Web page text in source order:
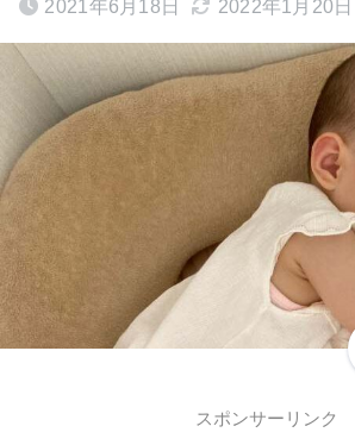
2021年6月18日 2022年1月20日
スポンサーリンク